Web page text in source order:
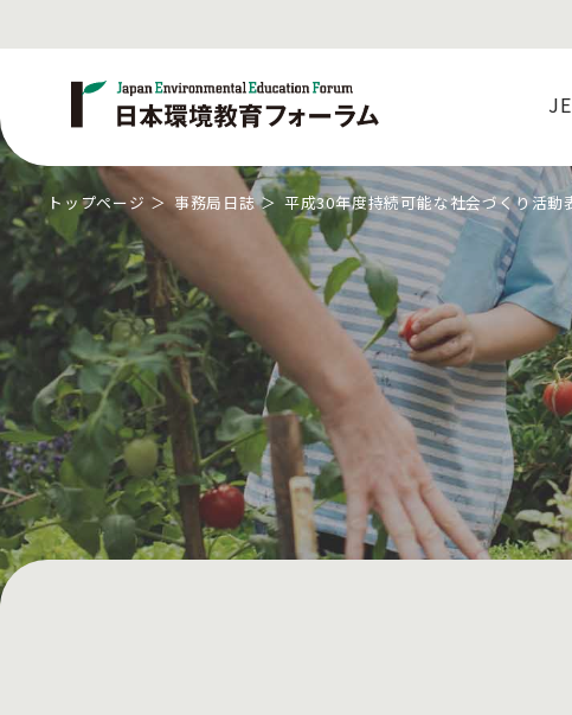
トップページ 事務局日誌 平成30年度持続可能な社会づくり活動